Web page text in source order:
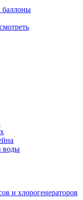
баллоны
воды
и хлорогенераторов